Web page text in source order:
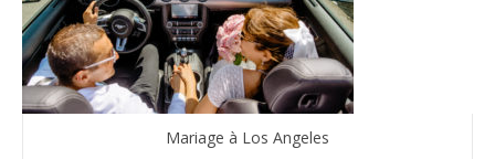
Mariage à Los Angeles